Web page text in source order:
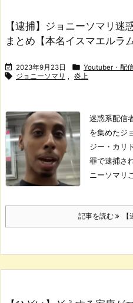
【逮捕】ジョニーソマリ迷
まとめ【本名イスマエルラ
 2023年9月23日  Youtuber・配
 ジョニーソマリ , 炎上
迷惑系配信
を集めたジ
ジー・カリ
罪で逮捕さ
ニーソマリ
記事を読む 【